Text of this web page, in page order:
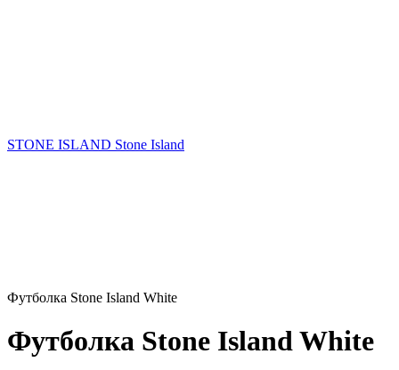
STONE ISLAND Stone Island
Футболка Stone Island White
Футболка Stone Island White